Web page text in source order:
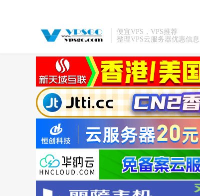
便宜VPS，VPS推荐
整理VPS云服务器优惠信息